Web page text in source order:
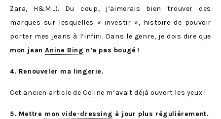
Zara, H&M…). Du coup, j’aimerais bien trouver des
marques sur lesquelles « investir », histoire de pouvoir
porter mes jeans à l’infini. Dans le genre, je dois dire que
mon jeanAnine Bing n’a pas bougé !
4. Renouveler ma lingerie.
Cet ancien article deColine m’avait déjà ouvert les yeux !
5. Mettre mon vide-dressing à jour plus régulièrement.